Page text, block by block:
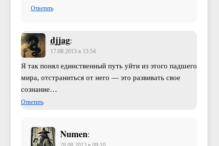
Ответить
djjag:
17.08.2013 в 13:54
Я так понял единственный путь уйти из этого падшего
мира, отстраниться от него — это развивать свое
сознание…
Ответить
Numen: